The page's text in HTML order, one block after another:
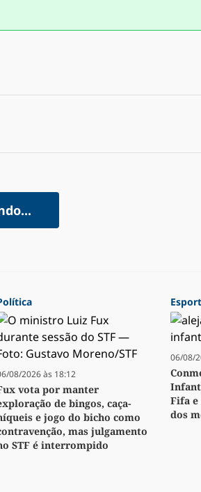
08/2026 às 18:12
vota por manter
de bingos, caça-
e jogo do bicho como
mas julgamento
STF é interrompido
06/08/
Fifa
dos